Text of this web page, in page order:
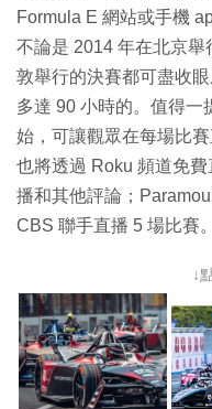
Formula E 網站或手機
不論是 2014 年在北京
敦舉行的決賽都可盡收
多達 90 小時的。值得一
始，可讓觀眾在每場比
也將透過 Roku 頻道免
播和其他評論；
CBS 聯手直播 5 場比賽。
↓